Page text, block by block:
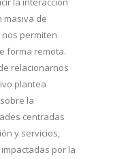
masiva de
permiten
forma remota.
relacionarnos
plantea
la
centradas
y servicios,
por la